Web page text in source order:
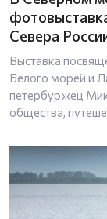
Севера
Выставка
Белого морей и
петербуржец
общества,